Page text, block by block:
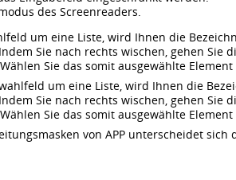
des Screenreaders.
um eine Liste, wird Ihnen die
Sie nach rechts wischen, gehen Sie
Sie das somit ausgewählte
um eine Liste, wird Ihnen die
Sie nach rechts wischen, gehen Sie
Sie das somit ausgewählte
von APP unterscheidet